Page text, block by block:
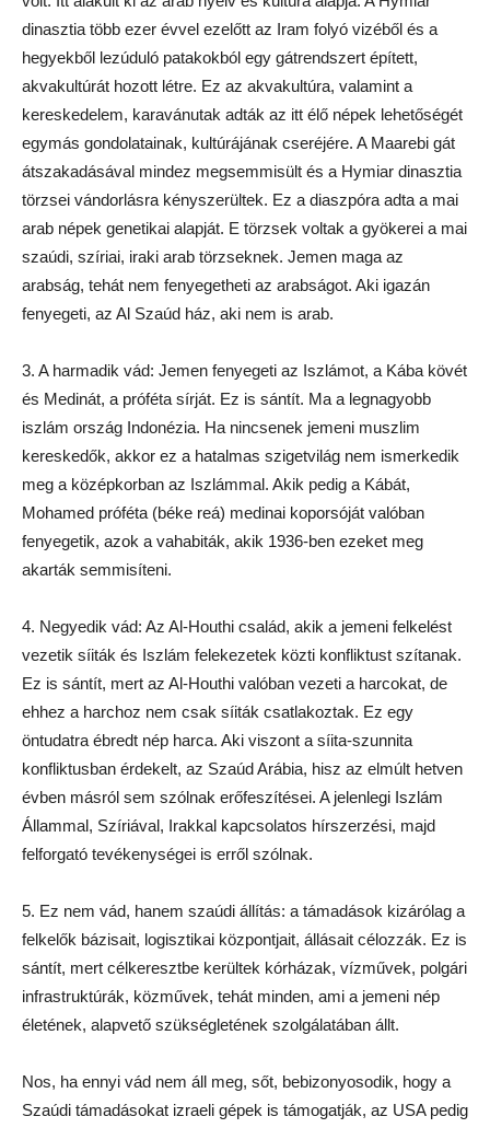
dinasztia több ezer évvel ezelőtt az Iram folyó vizéből és a
hegyekből lezúduló patakokból egy gátrendszert épített,
akvakultúrát hozott létre. Ez az akvakultúra, valamint a
kereskedelem, karavánutak adták az itt élő népek lehetőségét
egymás gondolatainak, kultúrájának cseréjére. A Maarebi gát
átszakadásával mindez megsemmisült és a Hymiar dinasztia
törzsei vándorlásra kényszerültek. Ez a diaszpóra adta a mai
arab népek genetikai alapját. E törzsek voltak a gyökerei a mai
szaúdi, szíriai, iraki arab törzseknek. Jemen maga az
arabság, tehát nem fenyegetheti az arabságot. Aki igazán
fenyegeti, az Al Szaúd ház, aki nem is arab.
3. A harmadik vád: Jemen fenyegeti az Iszlámot, a Kába kövét
és Medinát, a próféta sírját. Ez is sántít. Ma a legnagyobb
iszlám ország Indonézia. Ha nincsenek jemeni muszlim
kereskedők, akkor ez a hatalmas szigetvilág nem ismerkedik
meg a középkorban az Iszlámmal. Akik pedig a Kábát,
Mohamed próféta (béke reá) medinai koporsóját valóban
fenyegetik, azok a vahabiták, akik 1936-ben ezeket meg
akarták semmisíteni.
4. Negyedik vád: Az Al-Houthi család, akik a jemeni felkelést
vezetik síiták és Iszlám felekezetek közti konfliktust szítanak.
Ez is sántít, mert az Al-Houthi valóban vezeti a harcokat, de
ehhez a harchoz nem csak síiták csatlakoztak. Ez egy
öntudatra ébredt nép harca. Aki viszont a síita-szunnita
konfliktusban érdekelt, az Szaúd Arábia, hisz az elmúlt hetven
évben másról sem szólnak erőfeszítései. A jelenlegi Iszlám
Állammal, Szíriával, Irakkal kapcsolatos hírszerzési, majd
felforgató tevékenységei is erről szólnak.
5. Ez nem vád, hanem szaúdi állítás: a támadások kizárólag a
felkelők bázisait, logisztikai központjait, állásait célozzák. Ez is
sántít, mert célkeresztbe kerültek kórházak, vízművek, polgári
infrastruktúrák, közművek, tehát minden, ami a jemeni nép
életének, alapvető szükségletének szolgálatában állt.
Nos, ha ennyi vád nem áll meg, sőt, bebizonyosodik, hogy a
Szaúdi támadásokat izraeli gépek is támogatják, az USA pedig